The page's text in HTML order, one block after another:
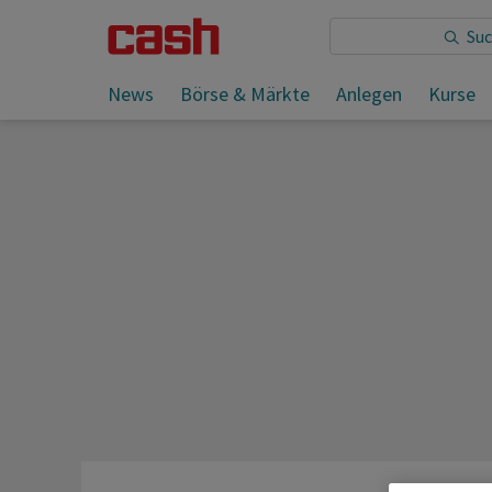
News Börse & Märkte Anlegen Kurse
Sie lesen: